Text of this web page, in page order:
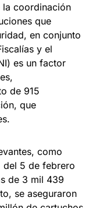
la coordinación
que
en conjunto
y el
es un factor
de 915
que
como
del 5 de febrero
de 3 mil 439
se aseguraron